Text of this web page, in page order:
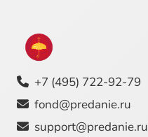
+7 (495) 722-92-79
fond@predanie.ru
support@predanie.ru